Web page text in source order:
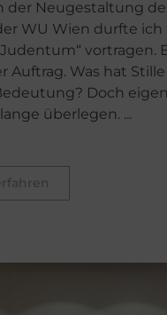
der Neugestaltung
WU Wien durfte ich
vortragen.
Auftrag. Was hat
Doch
überlegen. ...